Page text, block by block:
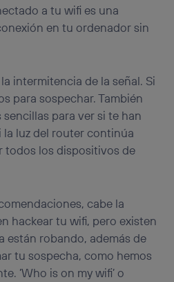
a tu wifi es una
en tu ordenador sin
intermitencia de la señal. Si
para sospechar. También
sencillas para ver si te han
la luz del router continúa
todos los dispositivos de
cabe la
hackear tu wifi, pero existen
están robando, además de
tu sospecha, como hemos
’Who is on my wifi’ o